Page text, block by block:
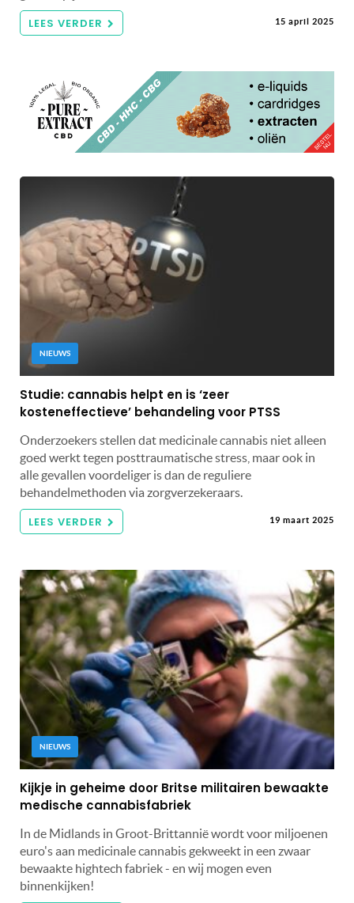
LEES VERDER 15 april 2025
NIEUWS
Studie: cannabis helpt en is ‘zeer
kosteneffectieve’ behandeling voor PTSS
Onderzoekers stellen dat medicinale cannabis niet alleen
goed werkt tegen posttraumatische stress, maar ook in
alle gevallen voordeliger is dan de reguliere
behandelmethoden via zorgverzekeraars.
LEES VERDER 19 maart 2025
NIEUWS
Kijkje in geheime door Britse militairen bewaakte
medische cannabisfabriek
In de Midlands in Groot-Brittannië wordt voor miljoenen
euro's aan medicinale cannabis gekweekt in een zwaar
bewaakte hightech fabriek - en wij mogen even
binnenkijken!